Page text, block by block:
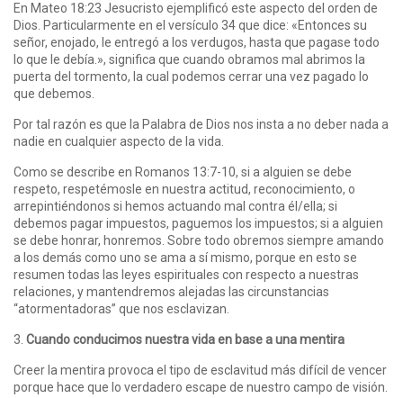
En Mateo 18:23 Jesucristo ejemplificó este aspecto del orden de
Dios. Particularmente en el versículo 34 que dice: «Entonces su
señor, enojado, le entregó a los verdugos, hasta que pagase todo
lo que le debía.», significa que cuando obramos mal abrimos la
puerta del tormento, la cual podemos cerrar una vez pagado lo
que debemos.
Por tal razón es que la Palabra de Dios nos insta a no deber nada a
nadie en cualquier aspecto de la vida.
Como se describe en Romanos 13:7-10, si a alguien se debe
respeto, respetémosle en nuestra actitud, reconocimiento, o
arrepintiéndonos si hemos actuando mal contra él/ella; si
debemos pagar impuestos, paguemos los impuestos; si a alguien
se debe honrar, honremos. Sobre todo obremos siempre amando
a los demás como uno se ama a sí mismo, porque en esto se
resumen todas las leyes espirituales con respecto a nuestras
relaciones, y mantendremos alejadas las circunstancias
“atormentadoras” que nos esclavizan.
3. Cuando conducimos nuestra vida en base a una mentira
Creer la mentira provoca el tipo de esclavitud más difícil de vencer
porque hace que lo verdadero escape de nuestro campo de visión.